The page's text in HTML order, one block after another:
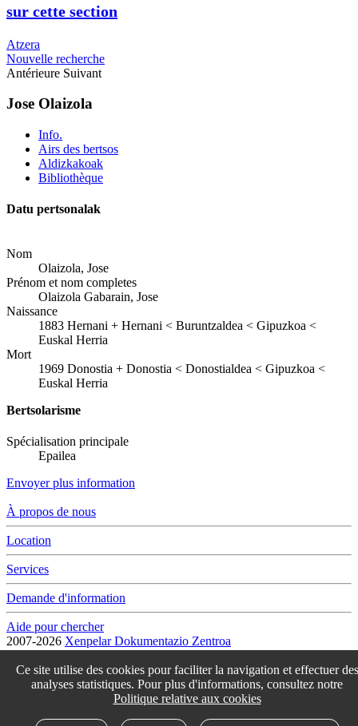
sur cette section
Atzera
Nouvelle recherche
Antérieure Suivant
Jose Olaizola
Info.
Airs des bertsos
Aldizkakoak
Bibliothèque
Datu pertsonalak
Nom
Olaizola, Jose
Prénom et nom completes
Olaizola Gabarain, Jose
Naissance
1883 Hernani + Hernani < Buruntzaldea < Gipuzkoa <
Euskal Herria
Mort
1969 Donostia + Donostia < Donostialdea < Gipuzkoa <
Euskal Herria
Bertsolarisme
Spécialisation principale
Epailea
Envoyer plus information
À propos de nous
Location
Services
Demande d'information
Aide pour chercher
2007-2026 Xenpelar Dokumentazio Zentroa
T. (+34) 943 69 42 77 / F. (+34) 943 69 30 41 / xenpelar [a bildua]
bertsozale.eus /Lege oharra/Pribatutasun politika/Cookie politika
Babesle eta laguntzaileak/Changer les paramétres des cookies
Ce site utilise des cookies pour faciliter la navigation et effectuer des
analyses statistiques. Pour plus d'informations, consultez notre
Politique relative aux cookies